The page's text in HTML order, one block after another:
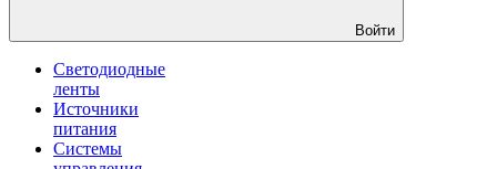
Войти
Светодиодные
ленты
Источники
питания
Системы